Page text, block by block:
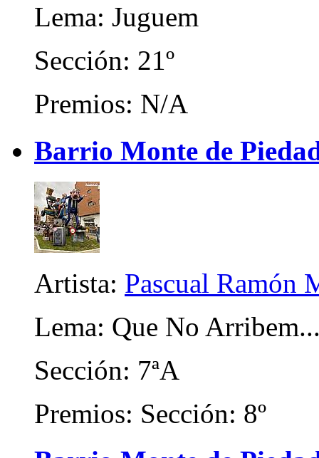
Lema: Juguem
Sección: 21º
Premios: N/A
Barrio Monte de
Artista: Pascual Ramón
Lema: Que No
Sección: 7ªA
Premios: Sección: 8º